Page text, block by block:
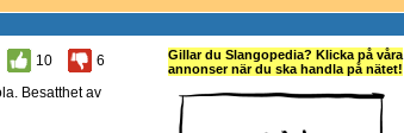
10
6
Besatthet av
Gillar du Slangopedia? Klicka på våra
annonser när du ska handla på nätet!